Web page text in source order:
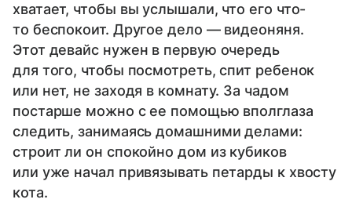
хватает, чтобы вы услышали, что его что-
то беспокоит. Другое дело — видеоняня.
Этот девайс нужен в первую очередь
для того, чтобы посмотреть, спит ребенок
или нет, не заходя в комнату. За чадом
постарше можно с ее помощью вполглаза
следить, занимаясь домашними делами:
строит ли он спокойно дом из кубиков
или уже начал привязывать петарды к хвосту
кота.